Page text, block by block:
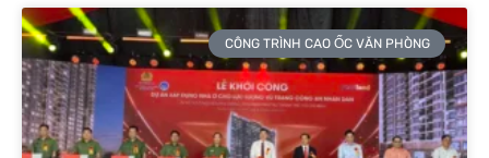
CÔNG TRÌNH CAO ỐC VĂN PHÒNG